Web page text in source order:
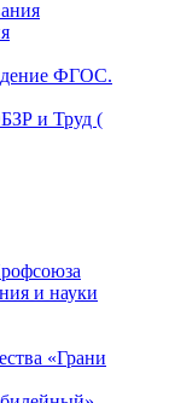
ФГОС.
и Труд (
и науки
«Грани